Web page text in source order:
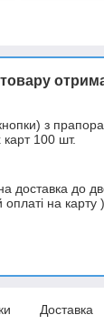
товару
з
100 шт.
доставка до
оплаті на карту )
Доставка